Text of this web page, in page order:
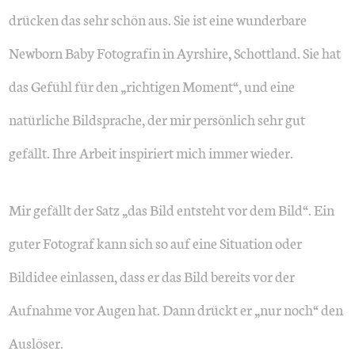
drücken das sehr schön aus. Sie ist eine wunderbare
Newborn Baby Fotografin in Ayrshire, Schottland. Sie hat
das Gefühl für den „richtigen Moment“, und eine
natürliche Bildsprache, der mir persönlich sehr gut
gefällt. Ihre Arbeit inspiriert mich immer wieder.
Mir gefällt der Satz „das Bild entsteht vor dem Bild“. Ein
guter Fotograf kann sich so auf eine Situation oder
Bildidee einlassen, dass er das Bild bereits vor der
Aufnahme vor Augen hat. Dann drückt er „nur noch“ den
Auslöser.